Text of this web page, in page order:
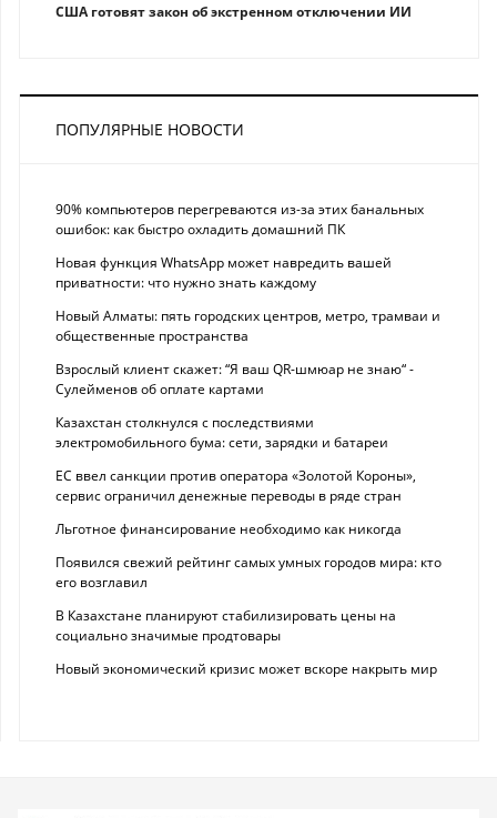
США готовят закон об экстренном отключении ИИ
ПОПУЛЯРНЫЕ НОВОСТИ
90% компьютеров перегреваются из-за этих банальных
ошибок: как быстро охладить домашний ПК
Новая функция WhatsApp может навредить вашей
приватности: что нужно знать каждому
Новый Алматы: пять городских центров, метро, трамваи и
общественные пространства
Взрослый клиент скажет: “Я ваш QR-шмюар не знаю“ -
Сулейменов об оплате картами
Казахстан столкнулся с последствиями
электромобильного бума: сети, зарядки и батареи
ЕС ввел санкции против оператора «Золотой Короны»,
сервис ограничил денежные переводы в ряде стран
Льготное финансирование необходимо как никогда
Появился свежий рейтинг самых умных городов мира: кто
его возглавил
В Казахстане планируют стабилизировать цены на
социально значимые продтовары
Новый экономический кризис может вскоре накрыть мир